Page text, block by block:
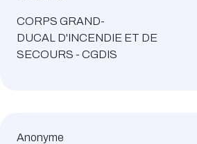
CORPS GRAND-
DUCAL D'INCENDIE ET DE
SECOURS - CGDIS
Anonyme